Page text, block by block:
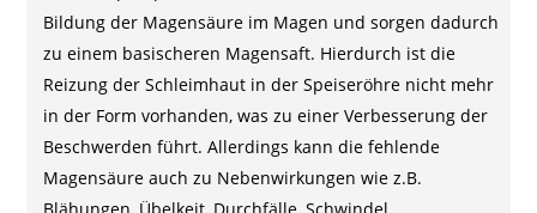
Bildung der Magensäure im Magen und sorgen dadurch
zu einem basischeren Magensaft. Hierdurch ist die
Reizung der Schleimhaut in der Speiseröhre nicht mehr
in der Form vorhanden, was zu einer Verbesserung der
Beschwerden führt. Allerdings kann die fehlende
Magensäure auch zu Nebenwirkungen wie z.B.